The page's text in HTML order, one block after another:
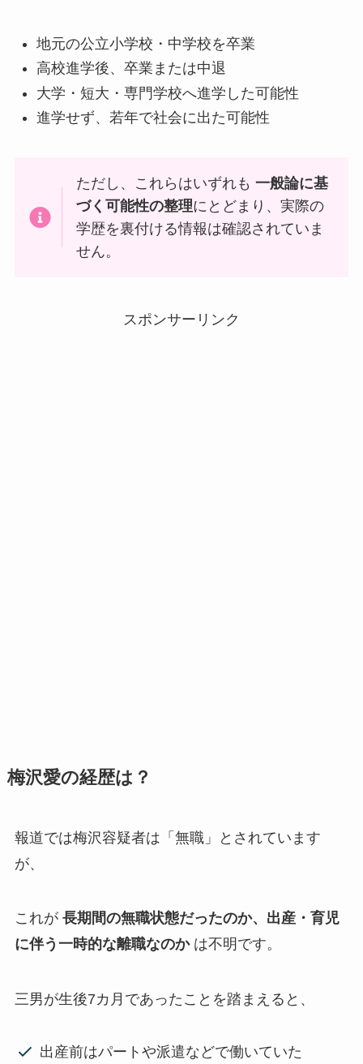
地元の公立小学校・中学校を卒業
高校進学後、卒業または中退
大学・短大・専門学校へ進学した可能性
進学せず、若年で社会に出た可能性
ただし、これらはいずれも一般論に基
づく可能性の整理にとどまり、実際の
学歴を裏付ける情報は確認されていま
せん。
スポンサーリンク
梅沢愛の経歴は？
報道では梅沢容疑者は「無職」とされています
が、
これが 長期間の無職状態だったのか、出産・育児
に伴う一時的な離職なのかは不明です。
三男が生後7カ月であったことを踏まえると、
出産前はパートや派遣などで働いていた